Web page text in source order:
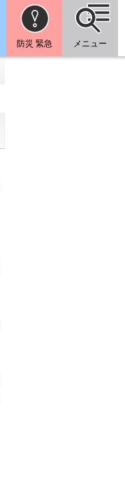
防災 緊急 メニュー